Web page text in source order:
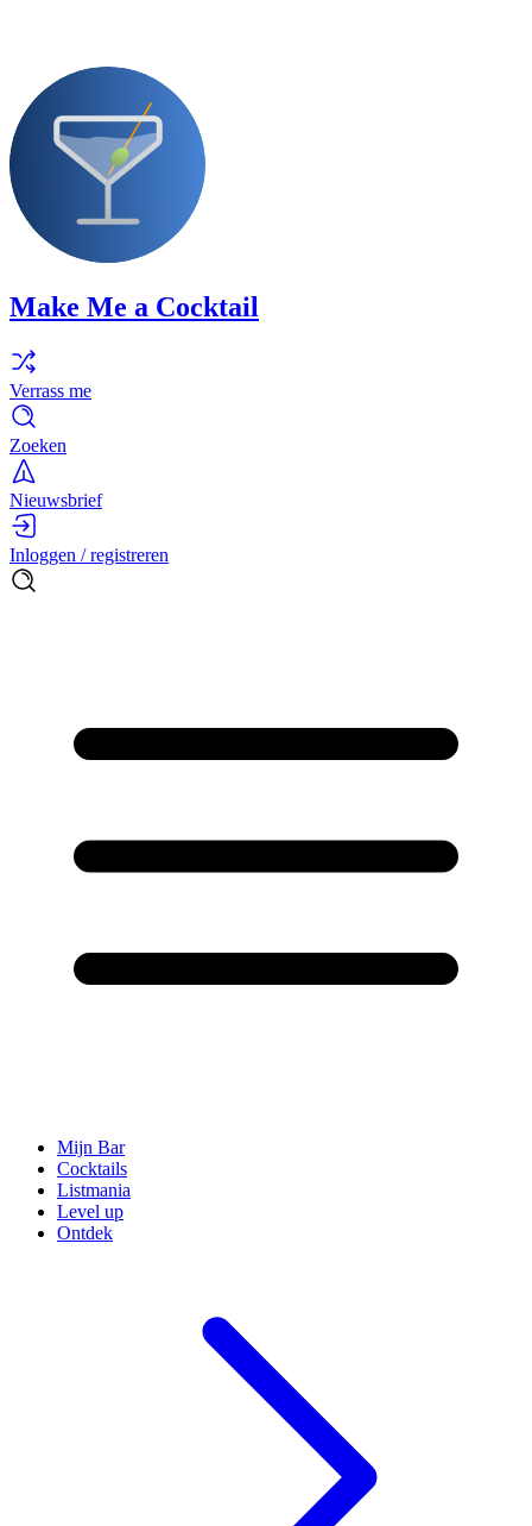
Make Me a Cocktail
Verrass me
Zoeken
Nieuwsbrief
Inloggen / registreren
Mijn Bar
Cocktails
Listmania
Level up
Ontdek